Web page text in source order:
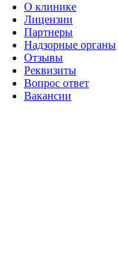
О клинике
Лицензии
Партнеры
Надзорные органы
Отзывы
Реквизиты
Вопрос ответ
Вакансии